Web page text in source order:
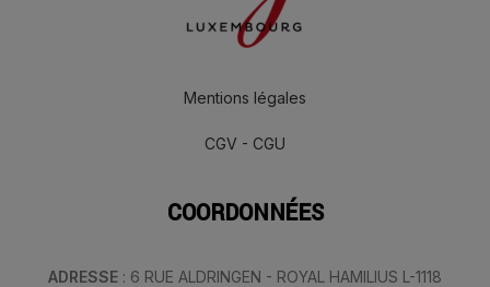
Mentions légales
CGV - CGU
COORDONNÉES
ADRESSE : 6 RUE ALDRINGEN - ROYAL HAMILIUS L-1118